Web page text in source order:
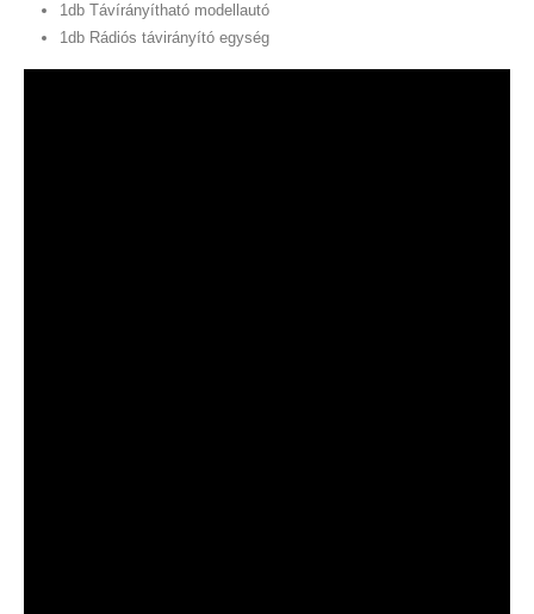
1db Távírányítható modellautó
1db Rádiós távirányító egység